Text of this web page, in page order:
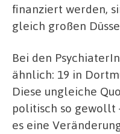
finanziert werden,
gleich großen
Bei den
ähnlich: 19 in
Diese ungleiche
politisch so gewollt
es eine